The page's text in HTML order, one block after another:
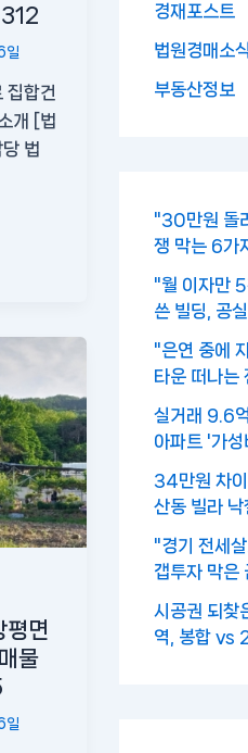
일
집합건
개 [법
법
평면
물
일
경재포스트
법원경매소식
부동산정보
"30만원 돌
쟁 막는 6가
"월 이자만
쓴 빌딩, 공
"은연 중에
타운 떠나는
실거래 9.6
아파트 '가
34만원 차
산동 빌라
"경기 전세
갭투자 막은
시공권 되찾
역, 봉합 vs